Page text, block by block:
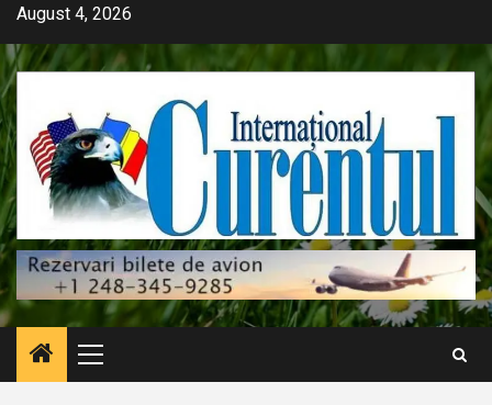
Skip
content
August 4, 2026
Primary
Menu